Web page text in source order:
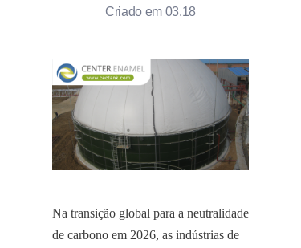
Criado em 03.18
Na transição global para a neutralidade
de carbono em 2026, as indústrias de